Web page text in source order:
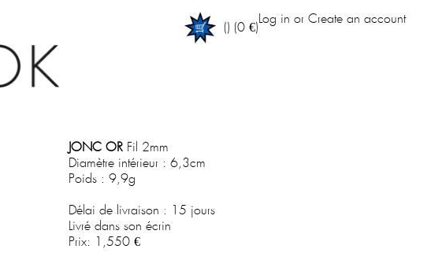
() (0 €)
Log in or Create an account
JONC OR Fil 2mm
Diamètre intérieur : 6,3cm
Poids : 9,9g
Délai de livraison : 15 jours
Livré dans son écrin
Prix:
1,550 €